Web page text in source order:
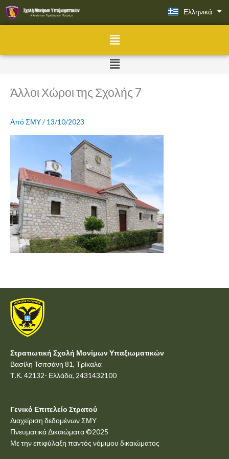
Μετάβαση
στο
περιεχόμενο
Ελληνικά
English
Menu
Menu
Άλλοι Χώροι της Σχολής 7
ΑπόΣΜΥ/ 13/10/2023
Στρατιωτική Σχολή Μονίμων Υπαξιωματικών
Βασίλη Τσιτσάνη 81, Τρίκαλα
Τ.Κ. 42132- Ελλάδα, 2431432100
Γενικό Επιτελείο Στρατού
Διαχείριση δεδομένων ΣΜΥ
Πνευματικά Δικαιώματα ©2025
Με την επιφύλαξη παντός νόμιμου δικαιώματος